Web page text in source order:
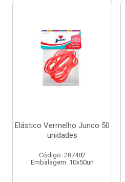
Elástico Vermelho Junco 50
unidades
Código: 287482
Embalagem: 10x50un